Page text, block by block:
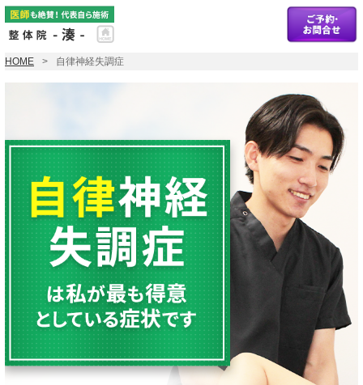
HOME 自律神経失調症